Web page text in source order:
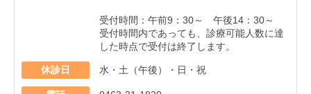
受付時間：午前9：30～ 午後14：30～
受付時間内であっても、診療可能人数に達
した時点で受付は終了します。
休診日 水・土（午後）・日・祝